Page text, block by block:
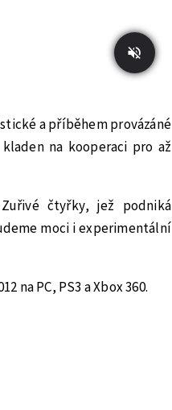
a příběhem provázáné
na kooperaci pro až
čtyřky, jež podniká
moci i experimentální
na PC, PS3 a Xbox 360.